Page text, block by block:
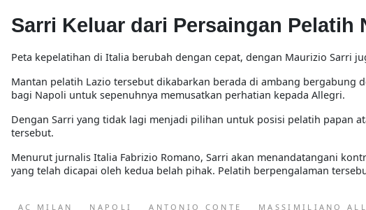
Sarri Keluar dari Persaingan Pelatih
Peta kepelatihan di Italia berubah dengan cepat, dengan Maurizio Sarri
Mantan pelatih Lazio tersebut dikabarkan berada di ambang bergabung
bagi Napoli untuk sepenuhnya memusatkan perhatian kepada Allegri.
Dengan Sarri yang tidak lagi menjadi pilihan untuk posisi pelatih papan
tersebut.
Menurut jurnalis Italia Fabrizio Romano, Sarri akan menandatangani
yang telah dicapai oleh kedua belah pihak. Pelatih berpengalaman
AC MILAN NAPOLI ANTONIO CONTE MASSIMILIANO